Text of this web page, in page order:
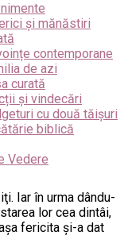
și mănăstiri
contemporane
de azi
curată
și vindecări
cu două tăișuri
biblică
Vedere
Iar în urma dându-
lor cea dintâi,
fericita şi-a dat